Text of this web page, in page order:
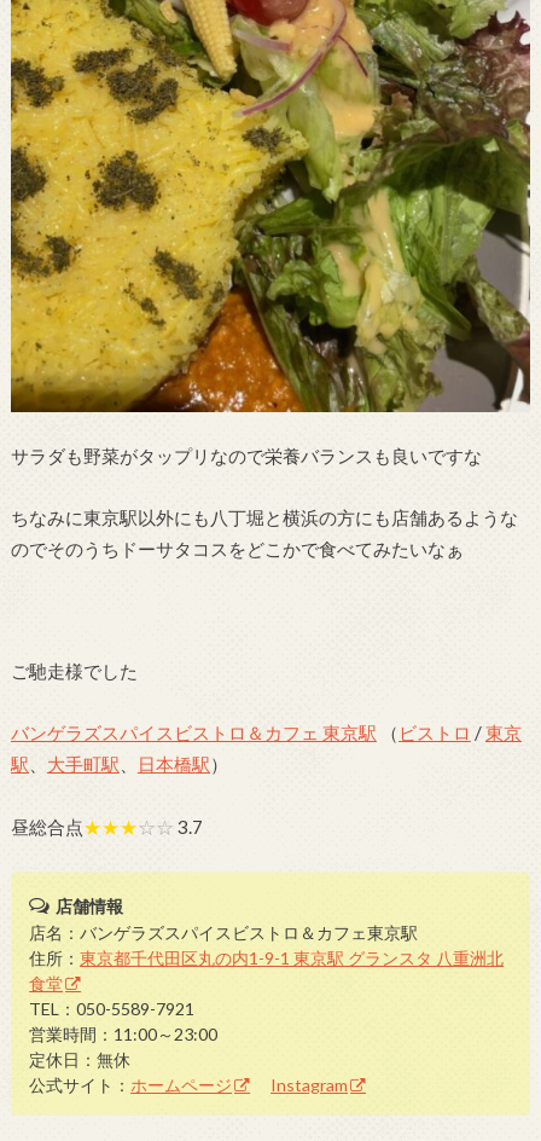
サラダも野菜がタップリなので栄養バランスも良いですな
ちなみに東京駅以外にも八丁堀と横浜の方にも店舗あるような
のでそのうちドーサタコスをどこかで食べてみたいなぁ
ご馳走様でした
バンゲラズスパイスビストロ＆カフェ 東京駅 （ ビストロ /東京
駅
大手町駅 日本橋駅）
昼総合点★★★☆☆ 3.7
店舗情報
店名：バンゲラズスパイスビストロ＆カフェ東京駅
住所：東京都千代田区丸の内1-9-1 東京駅 グランスタ 八重洲北
食堂
TEL：050-5589-7921
営業時間：11:00～23:00
定休日：無休
公式サイト： ホームページ Instagram